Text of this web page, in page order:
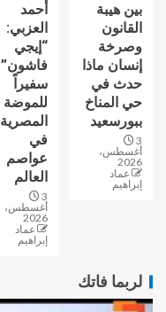
بين هيبة
القانون
وصرخة
إنسان ماذا
حدث في
حي المناخ
ببورسعيد
3
أغسطس،
2026
عماد
إبراهيم
أحمد
العزبي:
“إيجي
فاشون”
سفيراً
للموضة
المصرية
في
عواصم
العالم
3
أغسطس،
2026
عماد
إبراهيم
لربما فاتك